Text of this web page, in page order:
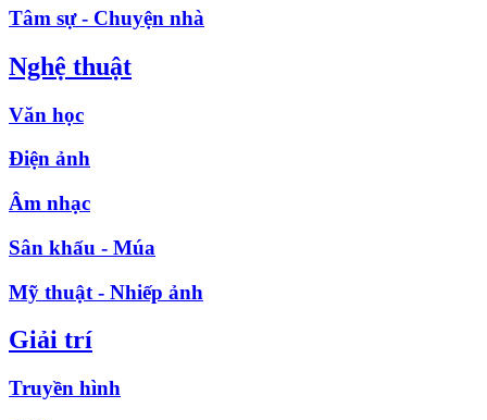
Tâm sự - Chuyện nhà
Nghệ thuật
Văn học
Điện ảnh
Âm nhạc
Sân khấu - Múa
Mỹ thuật - Nhiếp ảnh
Giải trí
Truyền hình